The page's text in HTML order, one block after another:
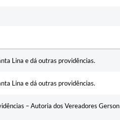
Lina e dá outras providências.
Lina e dá outras providências.
– Autoria dos Vereadores Gerson